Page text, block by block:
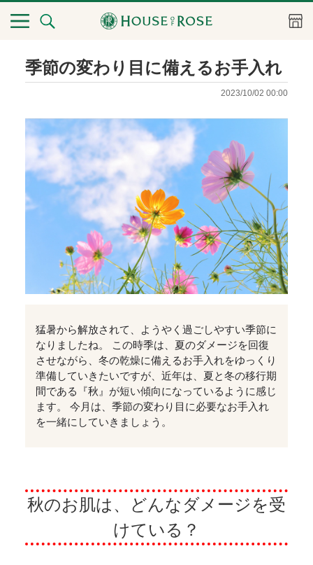
季節の変わり目に備えるお手入れ
2023/10/02 00:00
猛暑から解放されて、ようやく過ごしやすい季節に
なりましたね。 この時季は、夏のダメージを回復
させながら、冬の乾燥に備えるお手入れをゆっくり
準備していきたいですが、近年は、夏と冬の移行期
間である『秋』が短い傾向になっているように感じ
ます。 今月は、季節の変わり目に必要なお手入れ
を一緒にしていきましょう。
秋のお肌は、どんなダメージを受
けている？